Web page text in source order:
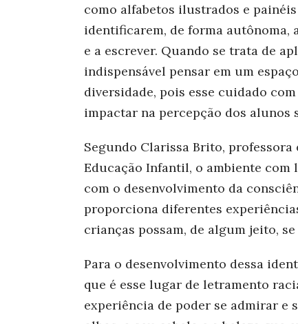
como alfabetos ilustrados e
identificarem, de forma autônoma,
e a escrever. Quando se trata de
indispensável pensar em um
diversidade, pois esse cuidado
impactar na percepção dos alunos
Segundo Clarissa Brito,
Educação Infantil, o ambiente
com o desenvolvimento da
proporciona diferentes
crianças possam, de algum jeito,
Para o desenvolvimento dessa
que é esse lugar de letramento
experiência de poder se admirar e